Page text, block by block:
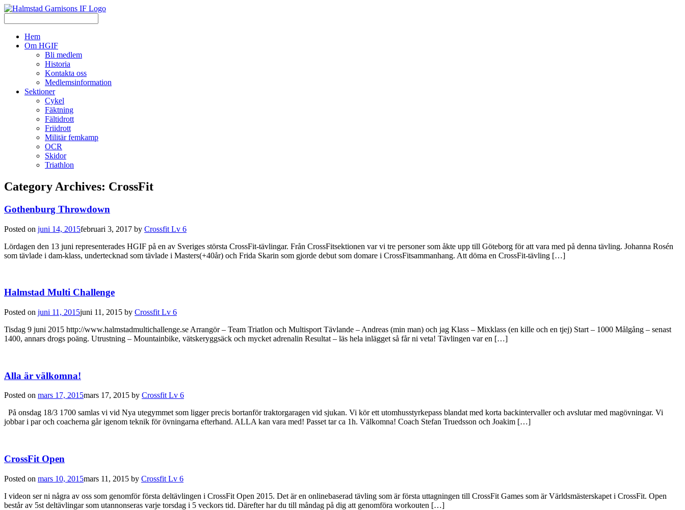
Hem
Om HGIF
Bli medlem
Historia
Kontakta oss
Medlemsinformation
Sektioner
Cykel
Fäktning
Fältidrott
Friidrott
Militär femkamp
OCR
Skidor
Triathlon
Category Archives: CrossFit
Gothenburg Throwdown
Posted on juni 14, 2015februari 3, 2017 by Crossfit Lv 6
Lördagen den 13 juni representerades HGIF på en av Sveriges största CrossFit-tävlingar. Från CrossFitsektionen var vi tre personer som åkte upp till Göteborg för att vara med på denna tävling. Johanna Rosén
som tävlade i dam-klass, undertecknad som tävlade i Masters(+40år) och Frida Skarin som gjorde debut som domare i CrossFitsammanhang. Att döma en CrossFit-tävling […]
Halmstad Multi Challenge
Posted on juni 11, 2015juni 11, 2015 by Crossfit Lv 6
​​Tisdag 9 juni 2015 http://www.halmstadmultichallenge.se Arrangör – Team Triatlon och Multisport Tävlande – Andreas (min man) och jag Klass – Mixklass (en kille och en tjej) Start – 1000 Målgång – senast
1400, annars drogs poäng. Utrustning – Mountainbike, vätskeryggsäck och mycket adrenalin Resultat – läs hela inlägget så får ni veta! Tävlingen var en […]
Alla är välkomna!
Posted on mars 17, 2015mars 17, 2015 by Crossfit Lv 6
På onsdag 18/3 1700 samlas vi vid Nya utegymmet som ligger precis bortanför traktorgaragen vid sjukan. Vi kör ett utomhusstyrkepass blandat med korta backintervaller och avslutar med magövningar. Vi
jobbar i par och coacherna går igenom teknik för övningarna efterhand. ALLA kan vara med! Passet tar ca 1h. Välkomna! Coach Stefan Truedsson och Joakim […]
CrossFit Open
Posted on mars 10, 2015mars 11, 2015 by Crossfit Lv 6
I videon ser ni några av oss som genomför första deltävlingen i CrossFit Open 2015. Det är en onlinebaserad tävling som är första uttagningen till CrossFit Games som är Världsmästerskapet i CrossFit. Open
består av 5st deltävlingar som utannonseras varje torsdag i 5 veckors tid. Därefter har du till måndag på dig att genomföra workouten […]